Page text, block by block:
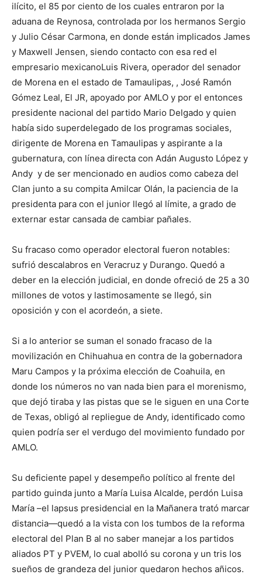
ilícito, el 85 por ciento de los cuales entraron por la
aduana de Reynosa, controlada por los hermanos Sergio
y Julio César Carmona, en donde están implicados James
y Maxwell Jensen, siendo contacto con esa red el
empresario mexicanoLuis Rivera, operador del senador
de Morena en el estado de Tamaulipas, , José Ramón
Gómez Leal, El JR, apoyado por AMLO y por el entonces
presidente nacional del partido Mario Delgado y quien
había sido superdelegado de los programas sociales,
dirigente de Morena en Tamaulipas y aspirante a la
gubernatura, con línea directa con Adán Augusto López y
Andy y de ser mencionado en audios como cabeza del
Clan junto a su compita Amilcar Olán, la paciencia de la
presidenta para con el junior llegó al límite, a grado de
externar estar cansada de cambiar pañales.
Su fracaso como operador electoral fueron notables:
sufrió descalabros en Veracruz y Durango. Quedó a
deber en la elección judicial, en donde ofreció de 25 a 30
millones de votos y lastimosamente se llegó, sin
oposición y con el acordeón, a siete.
Si a lo anterior se suman el sonado fracaso de la
movilización en Chihuahua en contra de la gobernadora
Maru Campos y la próxima elección de Coahuila, en
donde los números no van nada bien para el morenismo,
que dejó tiraba y las pistas que se le siguen en una Corte
de Texas, obligó al repliegue de Andy, identificado como
quien podría ser el verdugo del movimiento fundado por
AMLO.
Su deficiente papel y desempeño político al frente del
partido guinda junto a María Luisa Alcalde, perdón Luisa
María –el lapsus presidencial en la Mañanera trató marcar
distancia—quedó a la vista con los tumbos de la reforma
electoral del Plan B al no saber manejar a los partidos
aliados PT y PVEM, lo cual abolló su corona y un tris los
sueños de grandeza del junior quedaron hechos añicos.